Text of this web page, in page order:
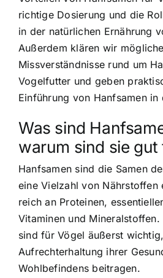
richtige Dosierung und die
in der natürlichen Ernährung
Außerdem klären wir
Missverständnisse rund um
Vogelfutter und geben
Einführung von Hanfsamen in
Was sind
warum sind sie gut
Hanfsamen sind die Samen
eine Vielzahl von Nährstoffen
reich an Proteinen,
Vitaminen und
sind für Vögel äußerst
Aufrechterhaltung ihrer
Wohlbefindens beitragen.